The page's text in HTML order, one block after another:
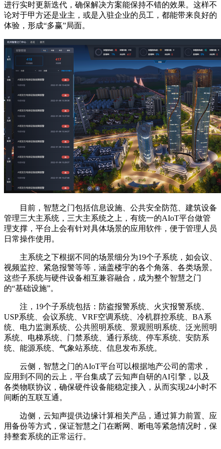
进行实时更新迭代，确保解决方案能保持不错的效果。这样不
论对于甲方还是业主，或是入驻企业的员工，都能带来良好的
体验，形成“多赢”局面。
目前，智慧之门包括信息设施、公共安全防范、建筑设备
管理三大主系统，三大主系统之上，有统一的AIoT平台做管
理支撑，平台上会有针对具体场景的应用软件，便于管理人员
日常操作使用。
主系统之下根据不同的场景细分为19个子系统，如会议、
视频监控、紧急报警等等，涵盖楼宇的各个角落、各类场景。
这些子系统与硬件设备相互兼容融合，成为整个智慧之门
的“基础设施”。
注，19个子系统包括：防盗报警系统、火灾报警系统、
USP系统、会议系统、VRF空调系统、冷机群控系统、BA系
统、电力监测系统、公共照明系统、景观照明系统、泛光照明
系统、电梯系统、门禁系统、通行系统、停车系统、安防系
统、能源系统、气象站系统、信息发布系统。
云侧，智慧之门的AIoT平台可以根据地产公司的需求，
应用到不同的云上，平台集成了云知声自研的AI引擎，以及
各类物联协议，确保硬件设备能稳定接入，从而实现24小时不
间断的互联互通。
边侧，云知声提供边缘计算相关产品，通过算力前置、应
用备份等方式，保证智慧之门在断网、断电等紧急情况时，保
持整套系统的正常运行。